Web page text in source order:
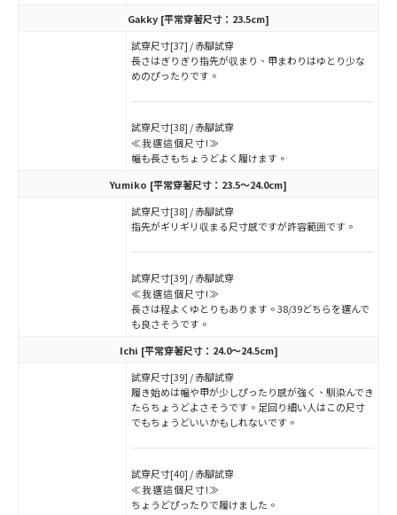
Gakky [平常穿著尺寸：23.5cm]
試穿尺寸[37] / 赤腳試穿
長さはぎりぎり指先が収まり、甲まわりはゆとり少な
めのぴったりです。
試穿尺寸[38] / 赤腳試穿
≪我選這個尺寸!≫
幅も長さもちょうどよく履けます。
Yumiko [平常穿著尺寸：23.5～24.0cm]
試穿尺寸[38] / 赤腳試穿
指先がギリギリ収まる尺寸感ですが許容範囲です。
試穿尺寸[39] / 赤腳試穿
≪我選這個尺寸!≫
長さは程よくゆとりもあります。38/39どちらを選んで
も良さそうです。
Ichi [平常穿著尺寸：24.0～24.5cm]
試穿尺寸[39] / 赤腳試穿
履き始めは幅や甲が少しぴったり感が強く、馴染んでき
たらちょうどよさそうです。足回り細い人はこの尺寸
でもちょうどいいかもしれないです。
試穿尺寸[40] / 赤腳試穿
≪我選這個尺寸!≫
ちょうどぴったりで履けました。